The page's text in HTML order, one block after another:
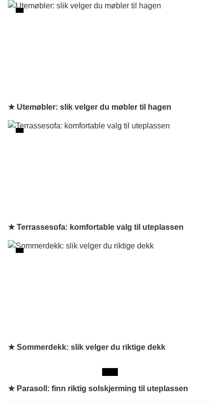
★ Utemøbler: slik velger du møbler til hagen
★ Terrassesofa: komfortable valg til uteplassen
★ Sommerdekk: slik velger du riktige dekk
★ Parasoll: finn riktig solskjerming til uteplassen